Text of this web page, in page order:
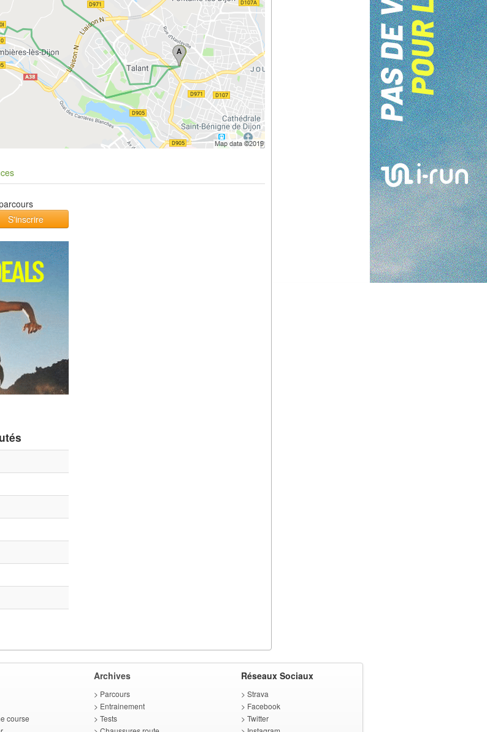
S'inscrire
course
Archives
> Parcours
> Entrainement
> Tests
Réseaux Sociaux
> Strava
> Facebook
> Twitter